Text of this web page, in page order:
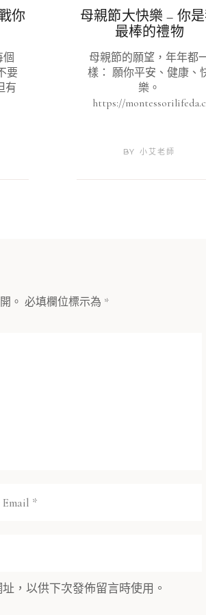
你
個
要
有
母親節大快樂 – 你
最棒的禮物
母親節的願望，年年都
樣： 願你平安、健康、
樂。
https://montessorilifeda.c
BY 小艾老師
。 必填欄位標示為 *
，以供下次發佈留言時使用。